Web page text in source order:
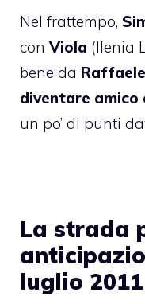
Nel frattempo,
conViola (Ilenia
bene da Raffaele
diventare amico
un po’ di punti
La strada
luglio 2011